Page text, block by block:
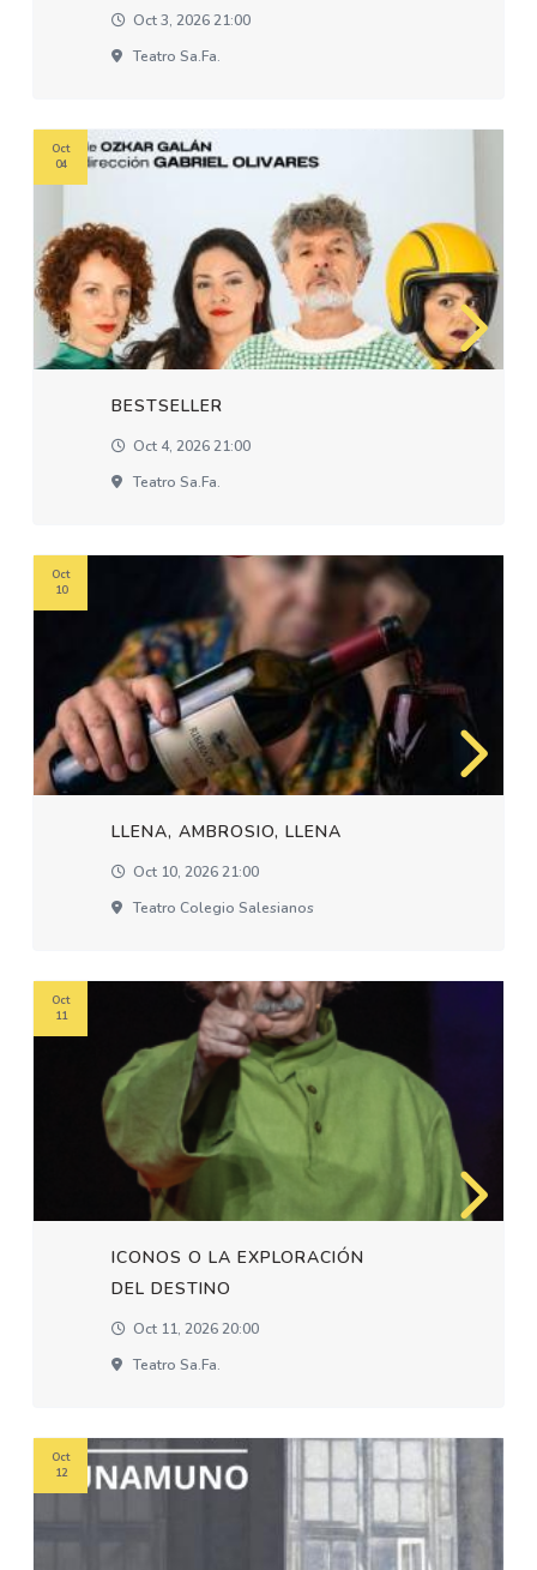
Oct 3, 2026 21:00
Teatro Sa.fa.
BESTSELLER
Oct 4, 2026 21:00
Teatro Sa.fa.
Oct
04
LLENA, AMBROSIO, LLENA
Oct 10, 2026 21:00
Teatro Colegio Salesianos
Oct
10
ICONOS O LA EXPLORACIÓN
DEL DESTINO
Oct 11, 2026 20:00
Teatro Sa.fa.
Oct
11
Oct
12